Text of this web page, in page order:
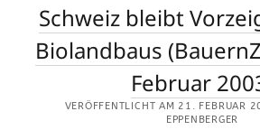
eppenberger-
media
Beiträge
Schweiz bleibt
Biolandbaus
Februar
VERÖFFENTLICHT AM 21. FEBRUAR
EPPENBERGER